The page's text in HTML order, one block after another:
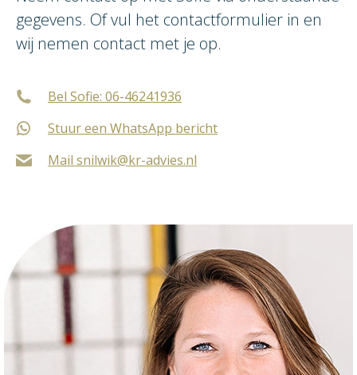
gegevens. Of vul het contactformulier in en
wij nemen contact met je op.
Bel Sofie: 06-46241936
Stuur een WhatsApp bericht
Mail snilwik@kr-advies.nl